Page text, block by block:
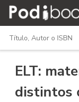
ELT:
distintos